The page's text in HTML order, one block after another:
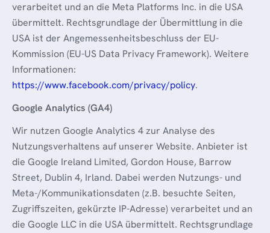
verarbeitet und an die Meta Platforms Inc. in die USA
übermittelt. Rechtsgrundlage der Übermittlung in die
USA ist der Angemessenheitsbeschluss der EU-
Kommission (EU-US Data Privacy Framework). Weitere
Informationen:
https://www.facebook.com/privacy/policy.
Google Analytics (GA4)
Wir nutzen Google Analytics 4 zur Analyse des
Nutzungsverhaltens auf unserer Website. Anbieter ist
die Google Ireland Limited, Gordon House, Barrow
Street, Dublin 4, Irland. Dabei werden Nutzungs- und
Meta-/Kommunikationsdaten (z.B. besuchte Seiten,
Zugriffszeiten, gekürzte IP-Adresse) verarbeitet und an
die Google LLC in die USA übermittelt. Rechtsgrundlage